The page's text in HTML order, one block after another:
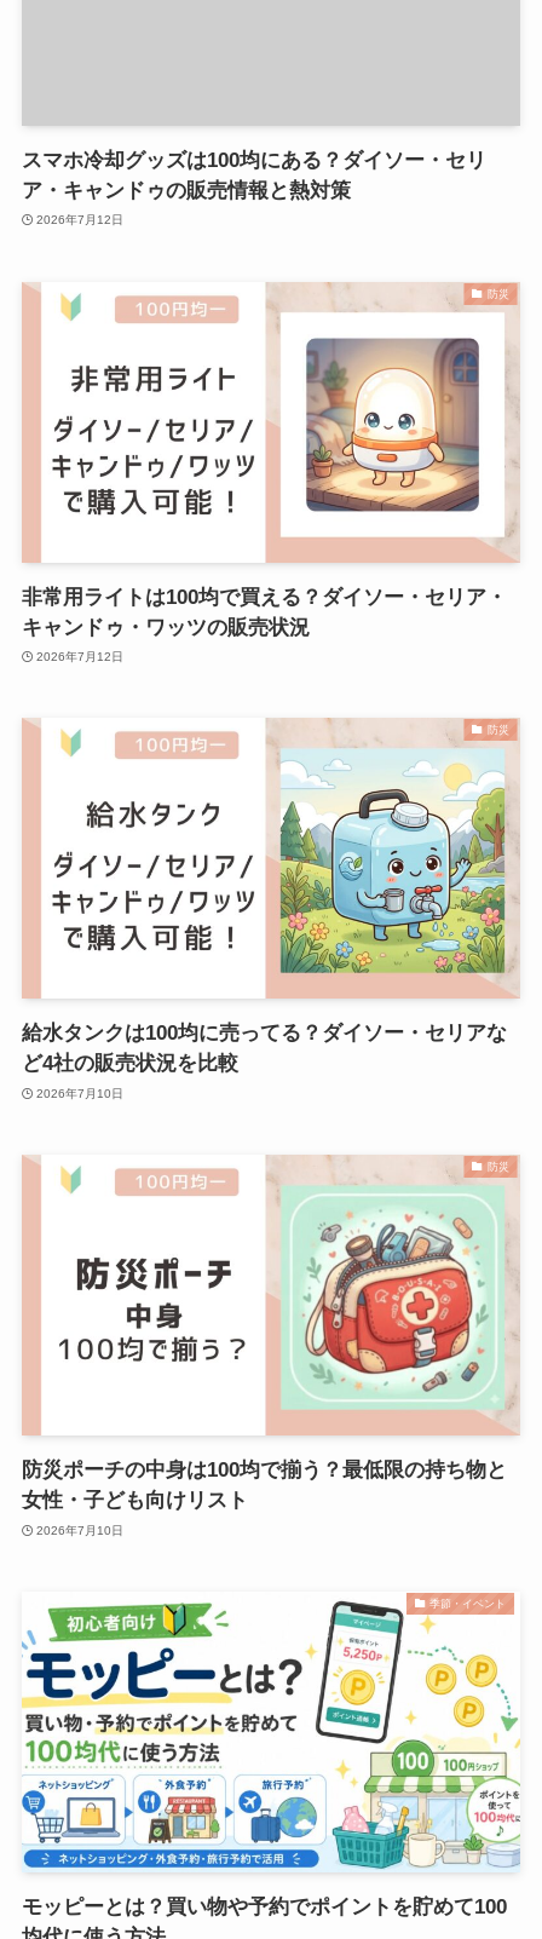
スマホ冷却グッズは100均にある？ダイソー・セリ
ア・キャンドゥの販売情報と熱対策
2026年7月12日
防災
非常用ライトは100均で買える？ダイソー・セリア・
キャンドゥ・ワッツの販売状況
2026年7月12日
防災
給水タンクは100均に売ってる？ダイソー・セリアな
ど4社の販売状況を比較
2026年7月10日
防災
防災ポーチの中身は100均で揃う？最低限の持ち物と
女性・子ども向けリスト
2026年7月10日
季節・イベント
モッピーとは？買い物や予約でポイントを貯めて100